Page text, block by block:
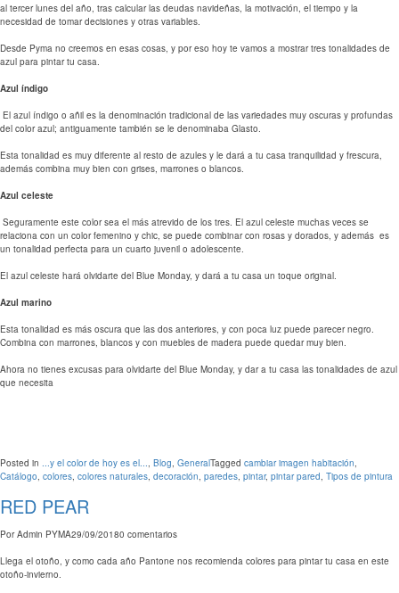
al tercer lunes del año, tras calcular las deudas navideñas, la motivación, el tiempo y la
necesidad de tomar decisiones y otras variables.
Desde Pyma no creemos en esas cosas, y por eso hoy te vamos a mostrar tres tonalidades de
azul para pintar tu casa.
Azul índigo
El azul índigo o añil es la denominación tradicional de las variedades muy oscuras y profundas
del color azul; antiguamente también se le denominaba Glasto.
Esta tonalidad es muy diferente al resto de azules y le dará a tu casa tranquilidad y frescura,
además combina muy bien con grises, marrones o blancos.
Azul celeste
Seguramente este color sea el más atrevido de los tres. El azul celeste muchas veces se
relaciona con un color femenino y chic, se puede combinar con rosas y dorados, y además es
un tonalidad perfecta para un cuarto juvenil o adolescente.
El azul celeste hará olvidarte del Blue Monday, y dará a tu casa un toque original.
Azul marino
Esta tonalidad es más oscura que las dos anteriores, y con poca luz puede parecer negro.
Combina con marrones, blancos y con muebles de madera puede quedar muy bien.
Ahora no tienes excusas para olvidarte del Blue Monday, y dar a tu casa las tonalidades de azul
que necesita
Posted in ...y el color de hoy es el... Blog GeneralTagged cambiar imagen habitación
Catálogo colores colores naturales decoración paredes pintar, pintar pared Tipos de pintura
RED PEAR
PorAdmin PYMA29/09/20180 comentarios
Llega el otoño, y como cada año Pantone nos recomienda colores para pintar tu casa en este
otoño-invierno.